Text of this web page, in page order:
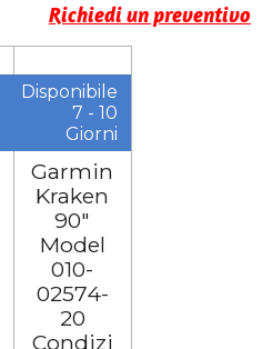
Richiedi un preventivo
Disponibile
7 - 10
Giorni
Garmin
Kraken
90"
Model
010-
02574-
20
Condizi